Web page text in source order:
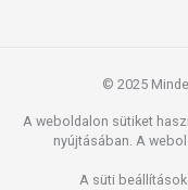
© 2025
A weboldalon sütiket
nyújtásában. A
A süti